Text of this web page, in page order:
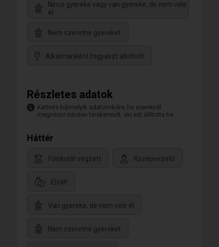
Nincs gyereke vagy van gyereke, de nem vele
él
Nem szeretne gyereket
Alkalmanként fogyaszt alkoholt
Részletes adatok
Kattints bármelyik adatcímkére, ha szeretnél
megnézni minden társkeresőt, aki ezt állította be.
Háttér
Főiskolát végzett Középvezető
Elvált
Van gyereke, de nem vele él
Nem szeretne gyereket